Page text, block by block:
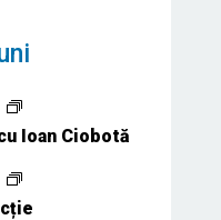
Ioan Ciobotă